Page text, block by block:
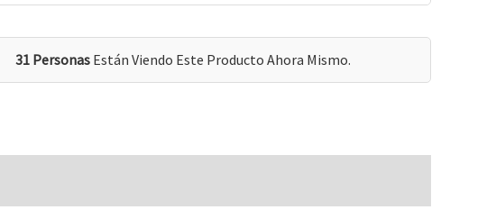
31 Personas Están Viendo Este Producto Ahora Mismo.